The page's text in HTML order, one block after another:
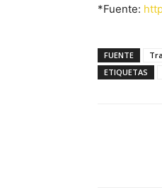
*Fuente:
FUENTE
ETIQUETAS